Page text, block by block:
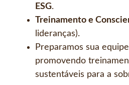
ESG.
Treinamento e
lideranças).
Preparamos sua
promovendo
sustentáveis para a